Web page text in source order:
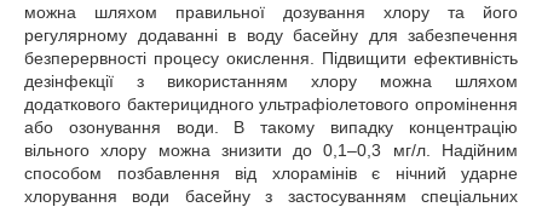
можна шляхом правильної дозування хлору та його
регулярному додаванні в воду басейну для забезпечення
безперервності процесу окислення. Підвищити ефективність
дезінфекції з використанням хлору можна шляхом
додаткового бактерицидного ультрафіолетового опромінення
або озонування води. В такому випадку концентрацію
вільного хлору можна знизити до 0,1–0,3 мг/л. Надійним
способом позбавлення від хлорамінів є нічний ударне
хлорування води басейну з застосуванням спеціальних